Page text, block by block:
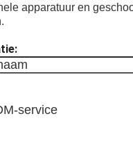
apparatuur en
service